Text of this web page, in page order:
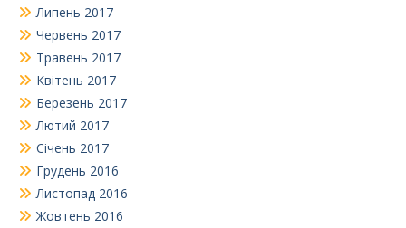
Липень 2017
Червень 2017
Травень 2017
Квітень 2017
Березень 2017
Лютий 2017
Січень 2017
Грудень 2016
Листопад 2016
Жовтень 2016